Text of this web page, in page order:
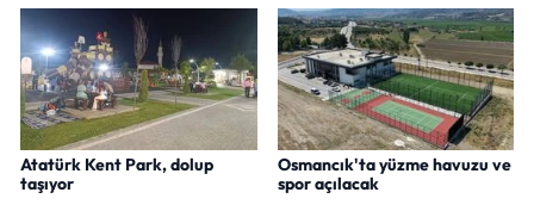
Atatürk Kent Park, dolup
taşıyor
Osmancık'ta yüzme havuzu ve
spor açılacak